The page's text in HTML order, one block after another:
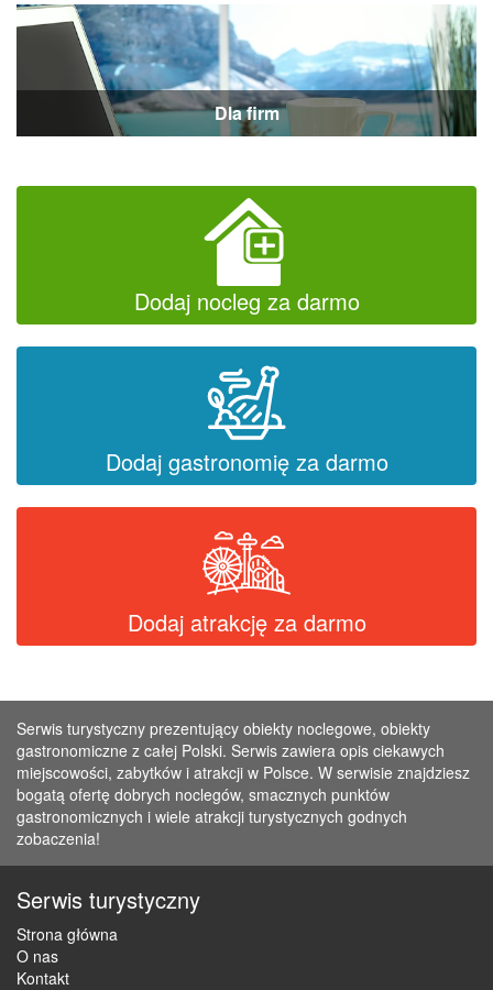
Dla firm
Dodaj nocleg za darmo
Dodaj gastronomię za darmo
Dodaj atrakcję za darmo
Serwis turystyczny prezentujący obiekty noclegowe, obiekty
gastronomiczne z całej Polski. Serwis zawiera opis ciekawych
miejscowości, zabytków i atrakcji w Polsce. W serwisie znajdziesz
bogatą ofertę dobrych noclegów, smacznych punktów
gastronomicznych i wiele atrakcji turystycznych godnych
zobaczenia!
Serwis turystyczny
Strona główna
O nas
Kontakt